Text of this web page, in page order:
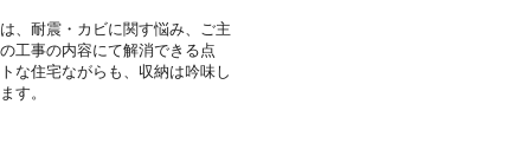
、耐震・カビに関す悩み、ご主
工事の内容にて解消できる点
な住宅ながらも、収納は吟味し
す。